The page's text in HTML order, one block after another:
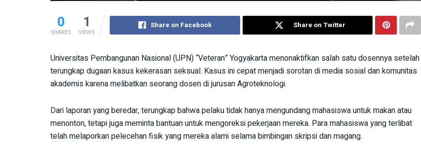
0
SHARES
1
VIEWS
Share on Facebook Share on Twitter
Universitas Pembangunan Nasional (UPN) “Veteran” Yogyakarta menonaktifkan salah satu dosennya setelah
terungkap dugaan kasus kekerasan seksual. Kasus ini cepat menjadi sorotan di media sosial dan komunitas
akademis karena melibatkan seorang dosen di jurusan Agroteknologi.
Dari laporan yang beredar, terungkap bahwa pelaku tidak hanya mengundang mahasiswa untuk makan atau
menonton, tetapi juga meminta bantuan untuk mengoreksi pekerjaan mereka. Para mahasiswa yang terlibat
telah melaporkan pelecehan fisik yang mereka alami selama bimbingan skripsi dan magang.